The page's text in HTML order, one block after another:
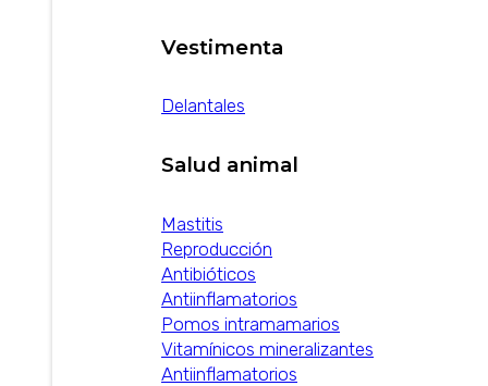
Vestimenta
Delantales
Salud animal
Mastitis
Reproducción
Antibióticos
Antiinflamatorios
Pomos intramamarios
Vitamínicos mineralizantes
Antiinflamatorios